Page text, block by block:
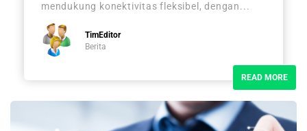
mendukung konektivitas fleksibel, dengan...
TimEditor
Berita
READ MORE